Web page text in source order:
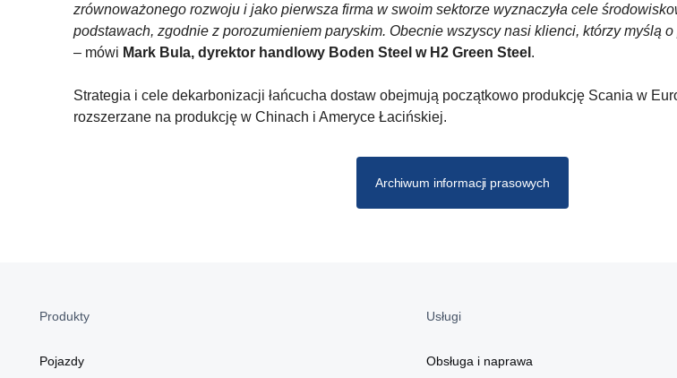
zrównoważonego rozwoju i jako pierwsza firma w swoim sektorze wyznaczyła cele
podstawach, zgodnie z porozumieniem paryskim. Obecnie wszyscy nasi klienci, którzy myślą o
– mówi Mark Bula, dyrektor handlowy Boden Steel w H2 Green Steel .
Strategia i cele dekarbonizacji łańcucha dostaw obejmują początkowo produkcję Scania w
rozszerzane na produkcję w Chinach i Ameryce Łacińskiej.
Archiwum informacji prasowych
Produkty
Pojazdy
Usługi
Obsługa i naprawa